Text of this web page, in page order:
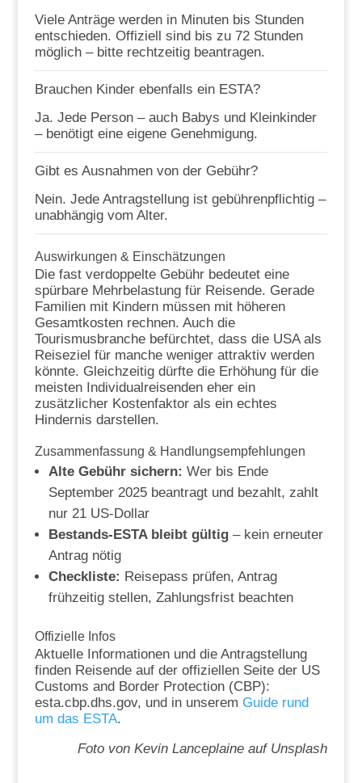
Viele Anträge werden in Minuten bis Stunden
entschieden. Offiziell sind bis zu 72 Stunden
möglich – bitte rechtzeitig beantragen.
Brauchen Kinder ebenfalls ein ESTA?
Ja. Jede Person – auch Babys und Kleinkinder
– benötigt eine eigene Genehmigung.
Gibt es Ausnahmen von der Gebühr?
Nein. Jede Antragstellung ist gebührenpflichtig –
unabhängig vom Alter.
Auswirkungen & Einschätzungen
Die fast verdoppelte Gebühr bedeutet eine
spürbare Mehrbelastung für Reisende. Gerade
Familien mit Kindern müssen mit höheren
Gesamtkosten rechnen. Auch die
Tourismusbranche befürchtet, dass die USA als
Reiseziel für manche weniger attraktiv werden
könnte. Gleichzeitig dürfte die Erhöhung für die
meisten Individualreisenden eher ein
zusätzlicher Kostenfaktor als ein echtes
Hindernis darstellen.
Zusammenfassung & Handlungsempfehlungen
Alte Gebühr sichern: Wer bis Ende
September 2025 beantragt und bezahlt, zahlt
nur 21 US-Dollar
Bestands-ESTA bleibt gültig– kein erneuter
Antrag nötig
Checkliste: Reisepass prüfen, Antrag
frühzeitig stellen, Zahlungsfrist beachten
Offizielle Infos
Aktuelle Informationen und die Antragstellung
finden Reisende auf der offiziellen Seite der US
Customs and Border Protection (CBP):
esta.cbp.dhs.gov, und in unserem Guide rund
um das ESTA.
Foto von Kevin Lanceplaine auf Unsplash